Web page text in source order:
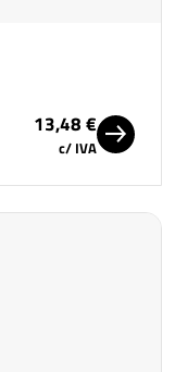
13,48 €
c/ IVA